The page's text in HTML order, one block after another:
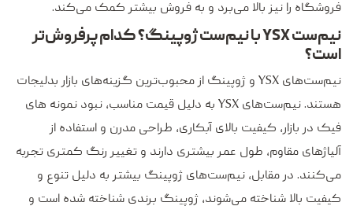
فروشگاه را نیز بالا می‌برد و به فروش بیشتر کمک می‌کند.
نیم‌ست YSX با نیم‌ست ژوپینگ؟ کدام پرفروش‌تر
است؟
نیم‌ست‌های YSX و ژوپینگ از محبوب‌ترین گزینه‌های بازار بدلیجات
هستند. نیم‌ست‌های YSX به دلیل قیمت مناسب، نبود نمونه های
فیک در بازار، کیفیت بالای آبکاری، طراحی مدرن و استفاده از
آلیاژهای مقاوم، طول عمر بیشتری دارند و تغییر رنگ کمتری تجربه
می‌کنند. در مقابل، نیم‌ست‌های ژوپینگ بیشتر به دلیل تنوع و
کیفیت بالا شناخته می‌شوند، ژوپینگ برندی شناخته شده است و